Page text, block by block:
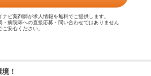
ナビ薬剤師が求人情報を無料でご提供します。
・病院等への直接応募・問い合わせではありません
ご安心ください。
！